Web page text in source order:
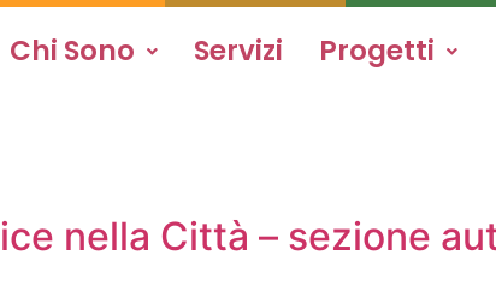
Chi Sono Servizi Progetti
nella Città – sezione